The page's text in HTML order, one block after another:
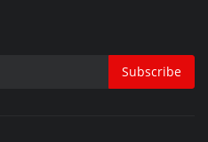
Subscribe